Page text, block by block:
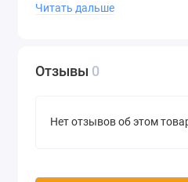
Читать дальше
Отзывы 0
Нет отзывов об этом